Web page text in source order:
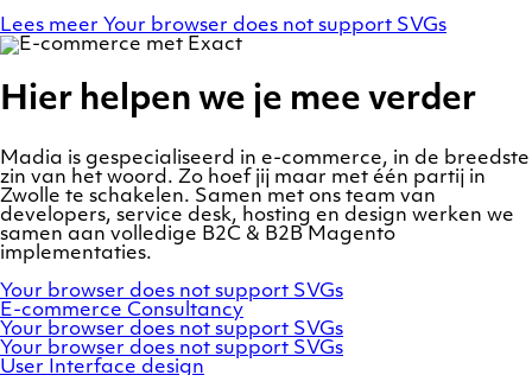
Lees meer Your browser does not support SVGs
Hier helpen we je mee verder
Madia is gespecialiseerd in e-commerce, in de breedste
zin van het woord. Zo hoef jij maar met één partij in
Zwolle te schakelen. Samen met ons team van
developers, service desk, hosting en design werken we
samen aan volledige B2C & B2B Magento
implementaties.
Your browser does not support SVGs
E-commerce Consultancy
Your browser does not support SVGs
Your browser does not support SVGs
User
Interface design